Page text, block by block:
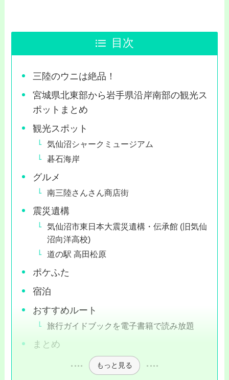
目次
三陸のウニは絶品！
宮城県北東部から岩手県沿岸南部の観光ス
ポットまとめ
観光スポット
気仙沼シャークミュージアム
碁石海岸
グルメ
南三陸さんさん商店街
震災遺構
気仙沼市東日本大震災遺構・伝承館 (旧気仙
沼向洋高校)
道の駅 高田松原
ポケふた
宿泊
おすすめルート
旅行ガイドブックを電子書籍で読み放題
まとめ
もっと見る